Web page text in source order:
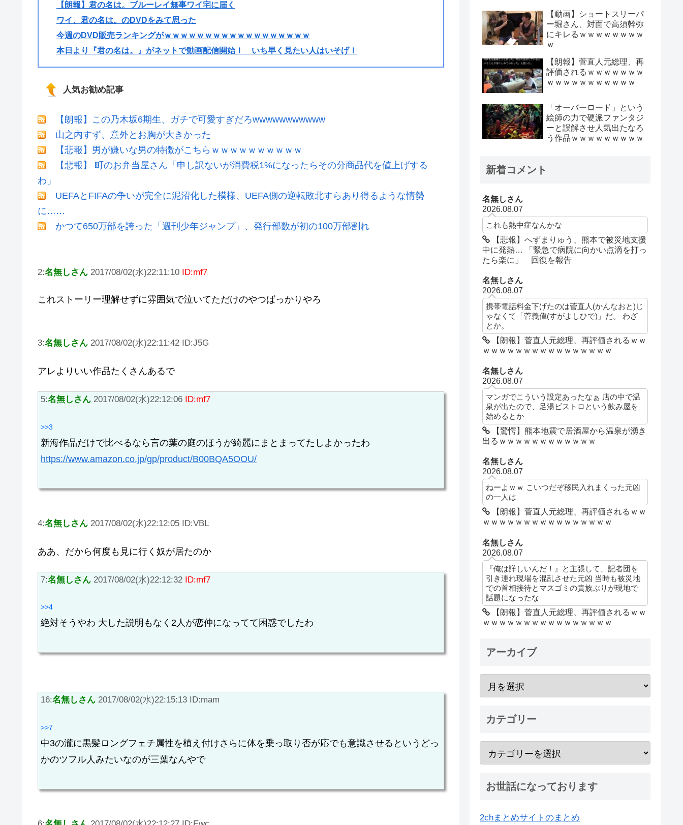
【朗報】君の名は。ブルーレイ無事ワイ宅に届く
ワイ、君の名は。のDVDをみて思った
今週のDVD販売ランキングがｗｗｗｗｗｗｗｗｗｗｗｗｗｗｗｗｗｗ
本日より『君の名は。』がネットで動画配信開始！ いち早く見たい人はいそげ！
人気お勧め記事
【朗報】この乃木坂6期生、ガチで可愛すぎだろwwwwwwwwwww
山之内すず、意外とお胸が大きかった
【悲報】男が嫌いな男の特徴がこちらｗｗｗｗｗｗｗｗｗｗ
【悲報】 町のお弁当屋さん「申し訳ないが消費税1%になったらその分商品代を値上げする
わ」
UEFAとFIFAの争いが完全に泥沼化した模様、UEFA側の逆転敗北すらあり得るような情勢
に……
かつて650万部を誇った「週刊少年ジャンプ」、発行部数が初の100万部割れ
2:名無しさん 2017/08/02(水)22:11:10 ID:mf7
これストーリー理解せずに雰囲気で泣いてただけのやつばっかりやろ
3:名無しさん 2017/08/02(水)22:11:42 ID:J5G
アレよりいい作品たくさんあるで
5:名無しさん 2017/08/02(水)22:12:06 ID:mf7
>>3
新海作品だけで比べるなら言の葉の庭のほうが綺麗にまとまってたしよかったわ
https://www.amazon.co.jp/gp/product/B00BQA5OOU/
4:名無しさん 2017/08/02(水)22:12:05 ID:VBL
ああ、だから何度も見に行く奴が居たのか
7:名無しさん 2017/08/02(水)22:12:32 ID:mf7
>>4
絶対そうやわ 大した説明もなく2人が恋仲になってて困惑でしたわ
16:名無しさん 2017/08/02(水)22:15:13 ID:mam
>>7
中3の瀧に黒髪ロングフェチ属性を植え付けさらに体を乗っ取り否が応でも意識させるというどっ
かのツフル人みたいなのが三葉なんやで
【動画】ショートスリーパ
ー堀さん、対面で高須幹弥
にキレるｗｗｗｗｗｗｗｗ
ｗ
【朗報】菅直人元総理、再
評価されるｗｗｗｗｗｗｗ
ｗｗｗｗｗｗｗｗｗｗｗ
「オーバーロード」という
絵師の力で硬派ファンタジ
ーと誤解させ人気出たなろ
う作品ｗｗｗｗｗｗｗｗｗ
新着コメント
名無しさん
2026.08.07
これも熱中症なんかな
【悲報】へずまりゅう、熊本で被災地支援
中に発熱… 「緊急で病院に向かい点滴を打っ
たら楽に」 回復を報告
名無しさん
2026.08.07
携帯電話料金下げたのは菅直人(かんなおと)じ
ゃなくて「菅義偉(すがよしひで)」だ。 わざ
とか。
【朗報】菅直人元総理、再評価されるｗｗ
ｗｗｗｗｗｗｗｗｗｗｗｗｗｗｗｗ
名無しさん
2026.08.07
マンガでこういう設定あったなぁ 店の中で温
泉が出たので、足湯ビストロという飲み屋を
始めるとか
【驚愕】熊本地震で居酒屋から温泉が湧き
出るｗｗｗｗｗｗｗｗｗｗｗｗ
名無しさん
2026.08.07
ねーよｗｗ こいつだぞ移民入れまくった元凶
の一人は
【朗報】菅直人元総理、再評価されるｗｗ
ｗｗｗｗｗｗｗｗｗｗｗｗｗｗｗｗ
名無しさん
2026.08.07
『俺は詳しいんだ！』と主張して、記者団を
引き連れ現場を混乱させた元凶 当時も被災地
での首相接待とマスゴミの貴族ぶりが現地で
話題になったな
【朗報】菅直人元総理、再評価されるｗｗ
ｗｗｗｗｗｗｗｗｗｗｗｗｗｗｗｗ
アーカイブ
カテゴリー
お世話になっております
2chまとめサイトのまとめ